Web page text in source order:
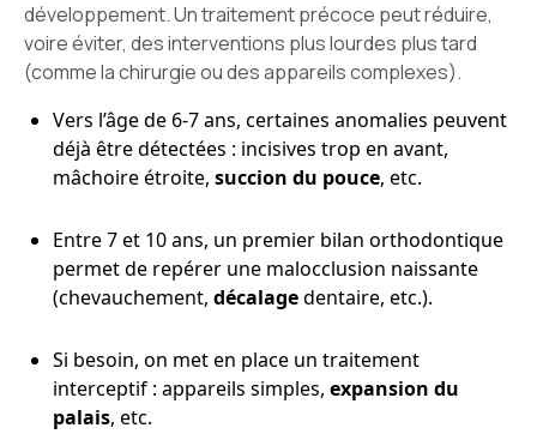
développement. Un traitement précoce peut réduire,
voire éviter, des interventions plus lourdes plus tard
(comme la chirurgie ou des appareils complexes).
Vers l’âge de 6-7 ans, certaines anomalies peuvent
déjà être détectées : incisives trop en avant,
mâchoire étroite, succion du pouce, etc.
Entre 7 et 10 ans, un premier bilan orthodontique
permet de repérer une malocclusion naissante
(chevauchement, décalagedentaire, etc.).
Si besoin, on met en place un traitement
interceptif : appareils simples, expansion du
palais, etc.